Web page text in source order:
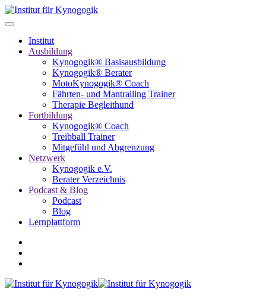
Institut
Ausbildung
Kynogogik® Basisausbildung
Kynogogik® Berater
MotoKynogogik® Coach
Fährten- und Mantrailing Trainer
Therapie Begleithund
Fortbildung
Kynogogik® Coach
Treibball Trainer
Mitgefühl und Abgrenzung
Netzwerk
Kynogogik e.V.
Berater Verzeichnis
Podcast & Blog
Podcast
Blog
Lernplattform